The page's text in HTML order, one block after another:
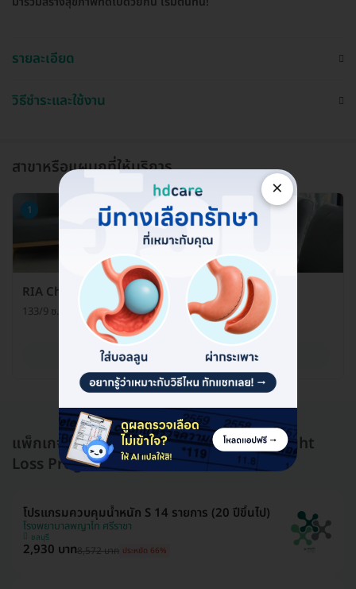
รายละเอียด
วิธีชำระและใช้งาน
สาขาหรือแผนกที่ให้บริการ
1
RIA Chonburi Clinic
133/9 ซ. บ้านสวน-สุขุมวิท 17 ต. บ้านสวน อ. เมือง จ. ชลบุรี 20000
แพ็กเกจอื่นใน ลดน้ำหนัก ออกกำลังกาย (Weight
Loss Program)
โปรแกรมควบคุมน้ำหนัก S 14 รายการ (20 ปีขึ้นไป)
โรงพยาบาลพญาไท ศรีราชา
ชลบุรี
2,930 บาท8,572 บาท ประหยัด 66%
×